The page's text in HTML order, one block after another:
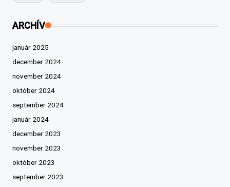
ARCHÍV
január 2025
december 2024
november 2024
október 2024
september 2024
január 2024
december 2023
november 2023
október 2023
september 2023